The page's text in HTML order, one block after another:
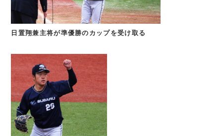
日置翔兼主将が準優勝のカップを受け取る